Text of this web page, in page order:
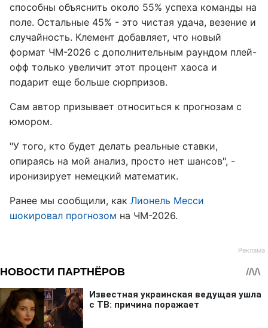
способны объяснить около 55% успеха команды на
поле. Остальные 45% - это чистая удача, везение и
случайность. Клемент добавляет, что новый
формат ЧМ-2026 с дополнительным раундом плей-
офф только увеличит этот процент хаоса и
подарит еще больше сюрпризов.
Сам автор призывает относиться к прогнозам с
юмором.
"У того, кто будет делать реальные ставки,
опираясь на мой анализ, просто нет шансов", -
иронизирует немецкий математик.
Ранее мы сообщили, как Лионель Месси
шокировал прогнозом на ЧМ-2026.